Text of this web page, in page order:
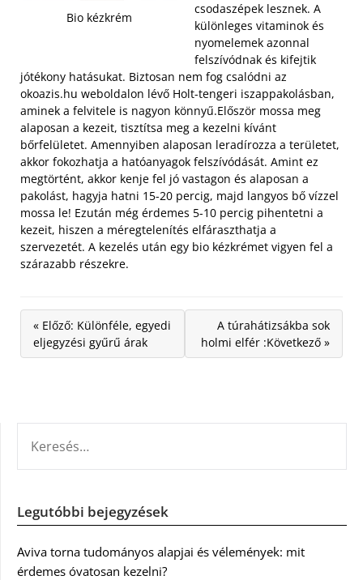
Bio kézkrém
csodaszépek lesznek. A
különleges vitaminok és
nyomelemek azonnal
felszívódnak és kifejtik
jótékony hatásukat. Biztosan nem fog csalódni az
okoazis.hu weboldalon lévő Holt-tengeri iszappakolásban,
aminek a felvitele is nagyon könnyű.Először mossa meg
alaposan a kezeit, tisztítsa meg a kezelni kívánt
bőrfelületet. Amennyiben alaposan leradírozza a területet,
akkor fokozhatja a hatóanyagok felszívódását. Amint ez
megtörtént, akkor kenje fel jó vastagon és alaposan a
pakolást, hagyja hatni 15-20 percig, majd langyos bő vízzel
mossa le! Ezután még érdemes 5-10 percig pihentetni a
kezeit, hiszen a méregtelenítés elfáraszthatja a
szervezetét. A kezelés után egy bio kézkrémet vigyen fel a
szárazabb részekre.
« Előző: Különféle, egyedi
eljegyzési gyűrű árak
A túrahátizsákba sok
holmi elfér :Következő »
Legutóbbi bejegyzések
Aviva torna tudományos alapjai és vélemények: mit
érdemes óvatosan kezelni?